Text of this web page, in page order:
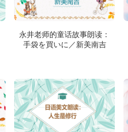
永井老师的童话故事朗读：
手袋を買いに／新美南吉